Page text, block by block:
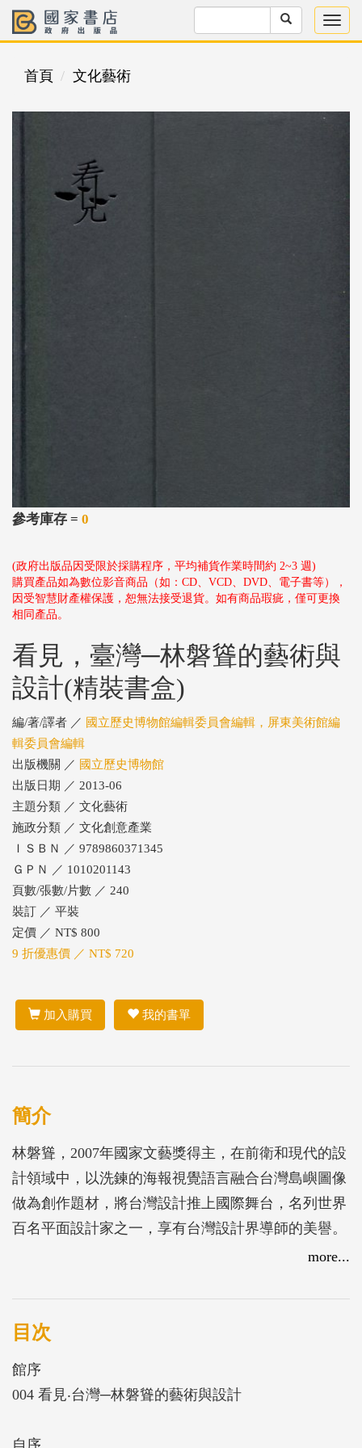
首頁 文化藝術
參考庫存 = 0
(政府出版品因受限於採購程序，平均補貨作業時間約 2~3 週)
購買產品如為數位影音商品（如：CD、VCD、DVD、電子書等），
因受智慧財產權保護，恕無法接受退貨。如有商品瑕疵，僅可更換
相同產品。
看見，臺灣─林磐聳的藝術與
設計(精裝書盒)
編/著/譯者 ／ 國立歷史博物館編輯委員會編輯，屏東美術館編
輯委員會編輯
出版機關 ／ 國立歷史博物館
出版日期 ／ 2013-06
主題分類 ／ 文化藝術
施政分類 ／ 文化創意產業
ＩＳＢＮ ／ 9789860371345
ＧＰＮ ／ 1010201143
頁數/張數/片數 ／ 240
裝訂 ／ 平裝
定價 ／ NT$ 800
9 折優惠價 ／ NT$ 720
加入購買 我的書單
簡介
林磐聳，2007年國家文藝獎得主，在前衛和現代的設
計領域中，以洗鍊的海報視覺語言融合台灣島嶼圖像
做為創作題材，將台灣設計推上國際舞台，名列世界
百名平面設計家之一，享有台灣設計界導師的美譽。
本圖錄整理林教授於設計、藝術及文化創意產業領域
念。台灣意象在林教授的解讀下，呈現不同的風貌。
藉由企業識別系統設計、海報、藝術及文創等作品，
中，感受到其強大的創作能量。
more...
目次
館序
004 看見‧台灣─林磐聳的藝術與設計
自序